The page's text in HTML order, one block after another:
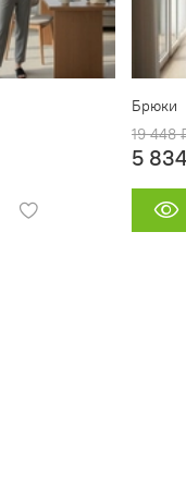
Брюки
19 448
5